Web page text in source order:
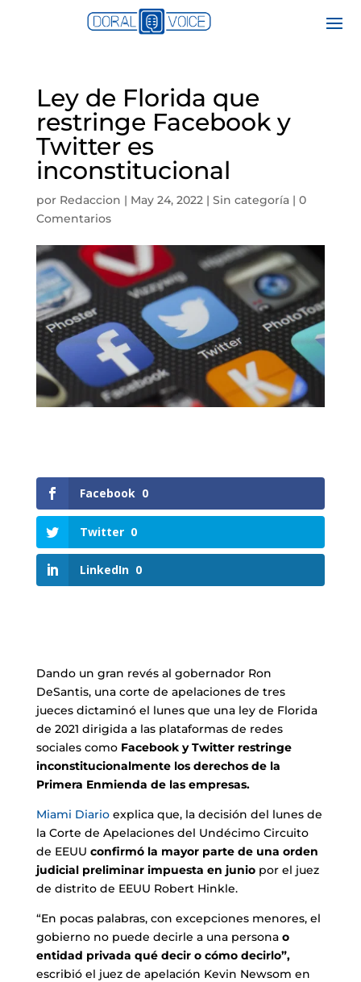
Ley de Florida que
restringe Facebook y
Twitter es
inconstitucional
por Redaccion | May 24, 2022| Sin categoría| 0
Comentarios
Facebook 0
Twitter 0
LinkedIn 0
Dando un gran revés al gobernador Ron
DeSantis, una corte de apelaciones de tres
jueces dictaminó el lunes que una ley de Florida
de 2021 dirigida a las plataformas de redes
sociales como Facebook y Twitter restringe
inconstitucionalmente los derechos de la
Primera Enmienda de las empresas.
Miami Diarioexplica que, la decisión del lunes de
la Corte de Apelaciones del Undécimo Circuito
de EEUU confirmó la mayor parte de una orden
judicial preliminar impuesta en juniopor el juez
de distrito de EEUU Robert Hinkle.
“En pocas palabras, con excepciones menores, el
gobierno no puede decirle a una persona o
entidad privada qué decir o cómo decirlo”,
escribió el juez de apelación Kevin Newsom en